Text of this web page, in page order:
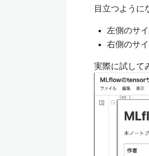
目立つように
左側のサ
右側のサ
実際に試して